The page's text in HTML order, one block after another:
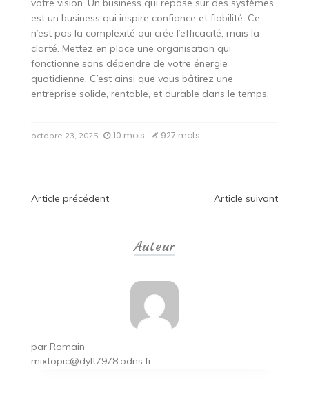
votre vision. Un business qui repose sur des systèmes
est un business qui inspire confiance et fiabilité. Ce
n’est pas la complexité qui crée l’efficacité, mais la
clarté. Mettez en place une organisation qui
fonctionne sans dépendre de votre énergie
quotidienne. C’est ainsi que vous bâtirez une
entreprise solide, rentable, et durable dans le temps.
octobre 23, 2025 10 mois 927 mots
Navigation
Article précédent Article suivant
Auteur
par Romain
mixtopic@dylt7978.odns.fr